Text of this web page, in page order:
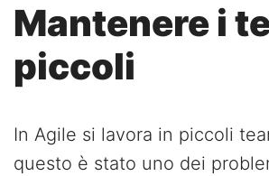
Mantenere i
piccoli
In Agile si lavora in piccoli
questo è stato uno dei